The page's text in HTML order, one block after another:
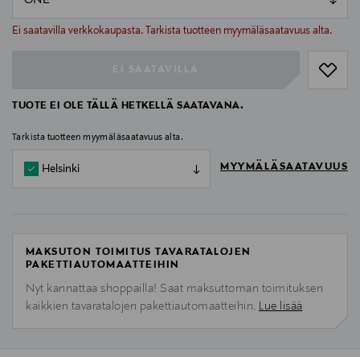
Ei saatavilla verkkokaupasta. Tarkista tuotteen myymäläsaatavuus alta.
null
TUOTE EI OLE TÄLLÄ HETKELLÄ SAATAVANA.
Tarkista tuotteen myymäläsaatavuus alta.
Helsinki MYYMÄLÄSAATAVUUS
MAKSUTON TOIMITUS TAVARATALOJEN
PAKETTIAUTOMAATTEIHIN
Nyt kannattaa shoppailla! Saat maksuttoman toimituksen
kaikkien tavaratalojen pakettiautomaatteihin. Lue lisää